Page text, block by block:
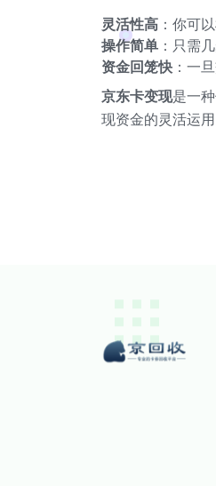
灵活性高 ：你可
操作简单 ：只需
资金回笼快：一
京东卡变现是一
现资金的灵活运